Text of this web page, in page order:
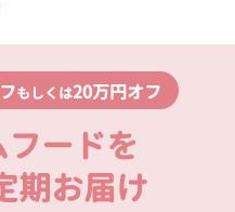
もしくは20万円オフ
ードを
期お届け